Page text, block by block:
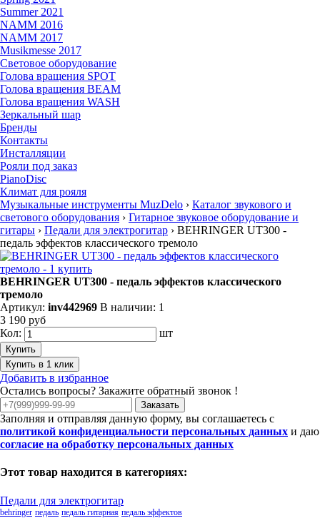
Summer 2021
NAMM 2016
NAMM 2017
Musikmesse 2017
Световое оборудование
Голова вращения SPOT
Голова вращения BEAM
Голова вращения WASH
Зеркальный шар
Бренды
Контакты
Инсталляции
Рояли под заказ
PianoDisc
Климат для рояля
Музыкальные инструменты MuzDelo › Каталог звукового и
светового оборудования › Гитарное звуковое оборудование и
гитары › Педали для электрогитар › BEHRINGER UT300 -
педаль эффектов классического тремоло
BEHRINGER UT300 - педаль эффектов классического
тремоло
Артикул: inv442969 В наличии: 1
3 190 руб
Кол:
шт
Купить
Купить в 1 клик
Добавить в избранное
Остались вопросы? Закажите обратный звонок !
Заказать
Заполняя и отправляя данную форму, вы соглашаетесь с
политикой конфиденциальности персональных данных и даю
согласие на обработку персональных данных
Этот товар находится в категориях:
Педали для электрогитар
behringer педаль педаль гитарная педаль эффектов